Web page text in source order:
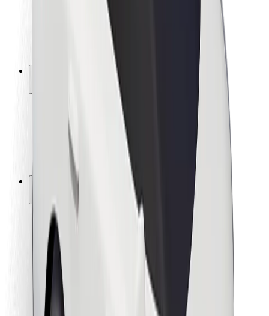
Seguridad para conductores
Seguridad para patinetes
Soluciones para las ciudades
Aeropuertos
Estaciones de carga de Bolt
Para usuarios
Para conductores
Para repartidores
Bolt Food
Para propietarios de flota